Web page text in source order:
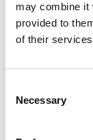
may combine it
provided to
of their
Selection
Necessary
Momentmätning
t.ex.
Pris från: 25